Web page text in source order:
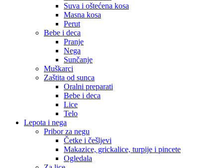
Suva i oštećena kosa
Masna kosa
Perut
Bebe i deca
Pranje
Nega
Sunčanje
Muškarci
Zaštita od sunca
Oralni preparati
Bebe i deca
Lice
Telo
Lepota i nega
Pribor za negu
Četke i češljevi
Makazice, grickalice, turpije i pincete
Ogledala